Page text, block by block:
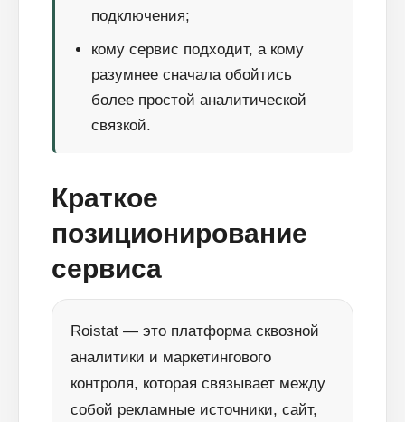
подключения;
кому сервис подходит, а кому
разумнее сначала обойтись
более простой аналитической
связкой.
Краткое
позиционирование
сервиса
Roistat — это платформа сквозной
аналитики и маркетингового
контроля, которая связывает между
собой рекламные источники, сайт,